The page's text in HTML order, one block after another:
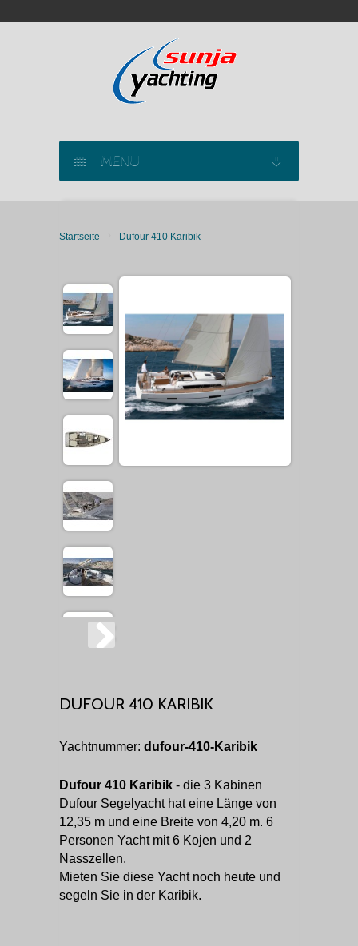
MENU
KATAMARAN CHARTER
MOTORYACHT CHARTER
MARINAS
Startseite Dufour 410 Karibik
DUFOUR 410 KARIBIK
Yachtnummer: dufour-410-Karibik
Dufour 410 Karibik - die 3 Kabinen
Dufour Segelyacht hat eine Länge von
12,35 m und eine Breite von 4,20 m. 6
Personen Yacht mit 6 Kojen und 2
Nasszellen.
Mieten Sie diese Yacht noch heute und
segeln Sie in der Karibik.